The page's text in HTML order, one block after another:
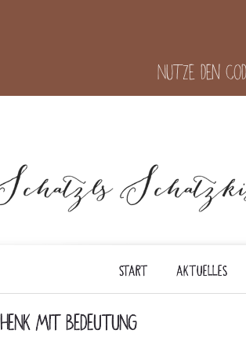
Nutze den
START AKTUELLES
MIT BEDEUTUNG